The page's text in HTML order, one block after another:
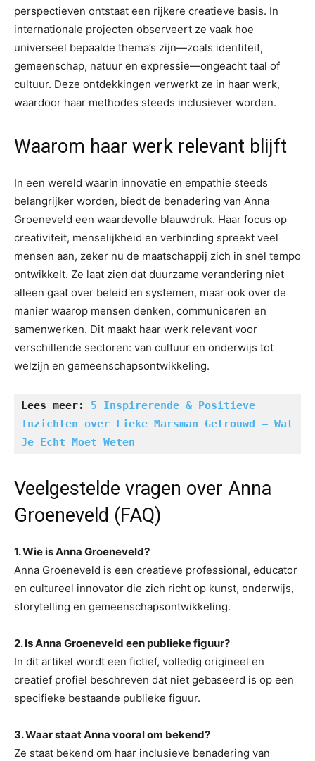
perspectieven ontstaat een rijkere creatieve basis. In
internationale projecten observeert ze vaak hoe
universeel bepaalde thema’s zijn—zoals identiteit,
gemeenschap, natuur en expressie—ongeacht taal of
cultuur. Deze ontdekkingen verwerkt ze in haar werk,
waardoor haar methodes steeds inclusiever worden.
Waarom haar werk relevant blijft
In een wereld waarin innovatie en empathie steeds
belangrijker worden, biedt de benadering van Anna
Groeneveld een waardevolle blauwdruk. Haar focus op
creativiteit, menselijkheid en verbinding spreekt veel
mensen aan, zeker nu de maatschappij zich in snel tempo
ontwikkelt. Ze laat zien dat duurzame verandering niet
alleen gaat over beleid en systemen, maar ook over de
manier waarop mensen denken, communiceren en
samenwerken. Dit maakt haar werk relevant voor
verschillende sectoren: van cultuur en onderwijs tot
welzijn en gemeenschapsontwikkeling.
Lees meer: 5 Inspirerende & Positieve
Inzichten over Lieke Marsman Getrouwd – Wat
Je Echt Moet Weten
Veelgestelde vragen over Anna
Groeneveld (FAQ)
1. Wie is Anna Groeneveld?
Anna Groeneveld is een creatieve professional, educator
en cultureel innovator die zich richt op kunst, onderwijs,
storytelling en gemeenschapsontwikkeling.
2. Is Anna Groeneveld een publieke figuur?
In dit artikel wordt een fictief, volledig origineel en
creatief profiel beschreven dat niet gebaseerd is op een
specifieke bestaande publieke figuur.
3. Waar staat Anna vooral om bekend?
Ze staat bekend om haar inclusieve benadering van